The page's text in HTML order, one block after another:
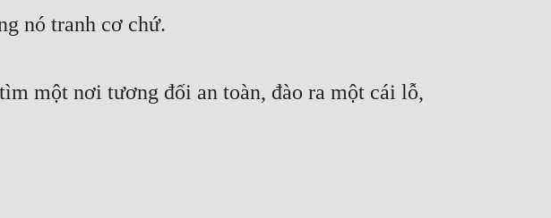
nó tranh cơ chứ.
một nơi tương đối an toàn, đào ra một cái lỗ,